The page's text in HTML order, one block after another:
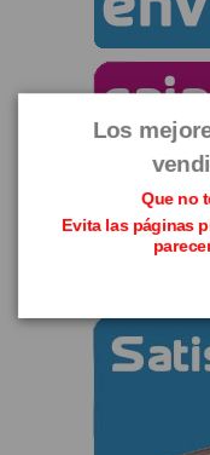
Los
Que no
Evita las páginas